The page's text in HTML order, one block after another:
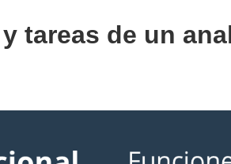
tareas de un